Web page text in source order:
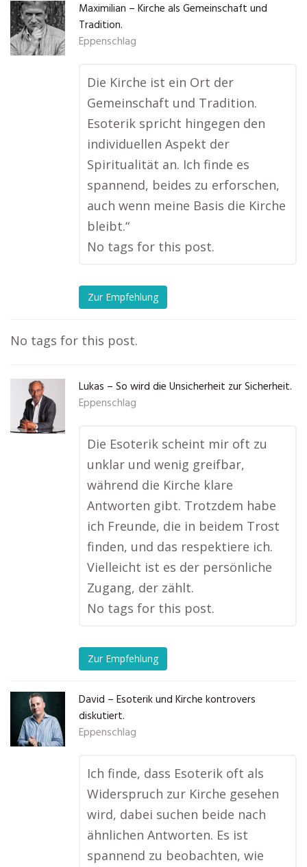
Maximilian – Kirche als Gemeinschaft und
Tradition.
Eppenschlag
Die Kirche ist ein Ort der
Gemeinschaft und Tradition.
Esoterik spricht hingegen den
individuellen Aspekt der
Spiritualität an. Ich finde es
spannend, beides zu erforschen,
auch wenn meine Basis die Kirche
bleibt.“
No tags for this post.
Zur Empfehlung
No tags for this post.
Lukas – So wird die Unsicherheit zur Sicherheit.
Eppenschlag
Die Esoterik scheint mir oft zu
unklar und wenig greifbar,
während die Kirche klare
Antworten gibt. Trotzdem habe
ich Freunde, die in beidem Trost
finden, und das respektiere ich.
Vielleicht ist es der persönliche
Zugang, der zählt.
No tags for this post.
Zur Empfehlung
David – Esoterik und Kirche kontrovers
diskutiert.
Eppenschlag
Ich finde, dass Esoterik oft als
Widerspruch zur Kirche gesehen
wird, dabei suchen beide nach
ähnlichen Antworten. Es ist
spannend zu beobachten, wie